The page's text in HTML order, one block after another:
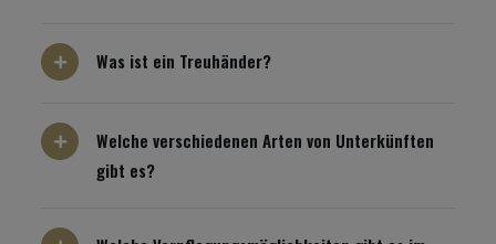
Was ist ein Treuhänder?
Welche verschiedenen Arten von Unterkünften
gibt es?